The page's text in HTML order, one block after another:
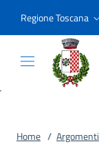
Regione Toscana
Home / Argomenti